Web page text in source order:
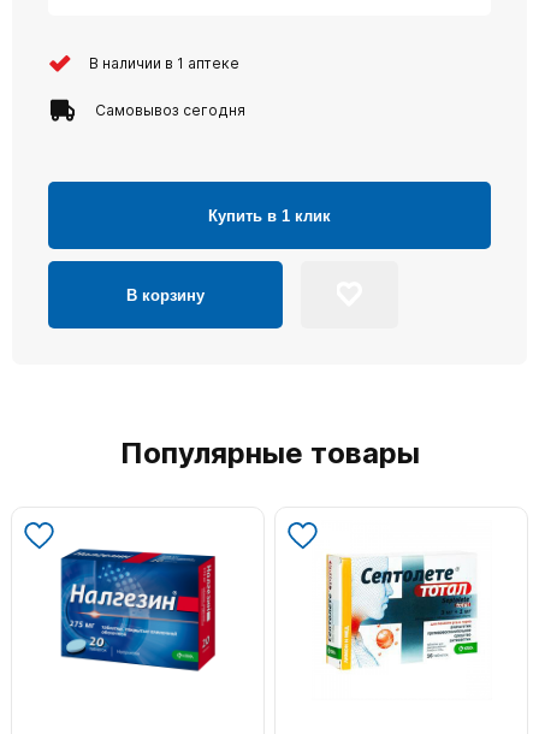
В наличии в 1 аптеке
Самовывоз сегодня
Купить в 1 клик
В корзину
Популярные товары